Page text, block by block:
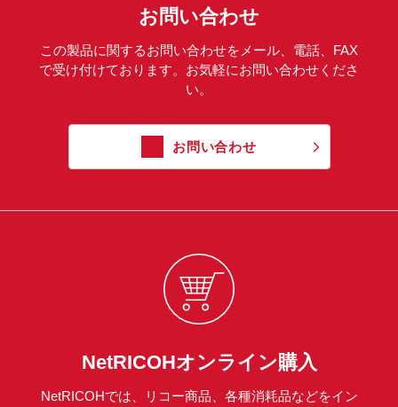
お問い合わせ
この製品に関するお問い合わせをメール、電話、FAX
で受け付けております。お気軽にお問い合わせくださ
い。
お問い合わせ
NetRICOHオンライン購入
NetRICOHでは、リコー商品、各種消耗品などをイン